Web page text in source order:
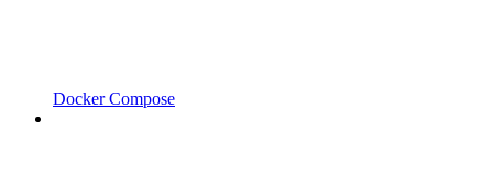
Docker Compose